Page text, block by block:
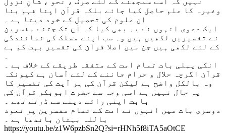
وغیرہ کا علم حاصل کیا جائے بلکہ قرآن اپنا فہم بنا
ان علوم کی تحصیل کے خود دیتا ہے ۔
ایک دعوی انہوں نے یہ بھی کیا کہ آج تک جتنے مفسرین
نے تفسیریں لکھیں ہیں وہ سب اپنے مسلک کی نمائندگی
کے لئے لکھی ہیں جن میں اصلا قرآن کی تفسیر بہت کم ہے
انکی پہلی بات تمام امت کے متفقہ طریقے کے خلاف ہے ۔
قرآن اگرچہ حلال و حرام جاننے کے لئے آسان ہے کیونکہ
وہ بالکل واضح ہے لیکن قرآن کی ہر آیت کی تفسیر کا
یہ حال نہیں ہے اسی وجہ سے حضرت ابوبکر قرآن کی
بابت اپنی رائے دینے سے ڈرتے تھے ۔
دوسری بات میں انہوں نے امت کے تمام مفسرین پر نعوذ
باللہ بہتان باندھا ہے ۔
https://youtu.be/z1W6pzbSn2Q?si=rHNh5f8iTA5aOtCE